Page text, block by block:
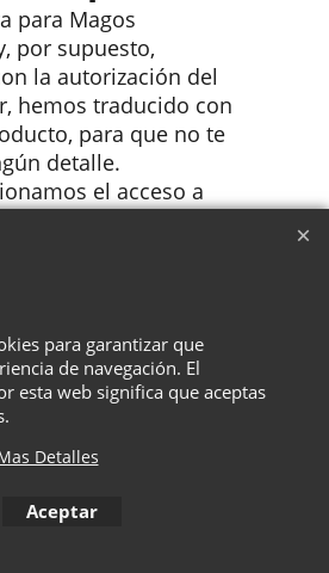
para Magos
por supuesto,
la autorización del
hemos traducido con
para que no te
detalle.
el acceso a
eCommerce software was used.
para garantizar que
de navegación. El
esta web significa que aceptas
Detalles
Aceptar